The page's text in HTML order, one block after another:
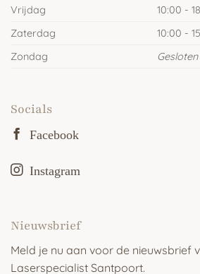
Vrijdag
10:00 -
Zaterdag
10:00 -
Zondag
Gesloten
Socials
Facebook
Instagram
Nieuwsbrief
Meld je nu aan voor de nieuwsbrief
Laserspecialist Santpoort.